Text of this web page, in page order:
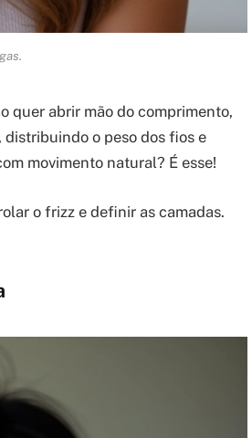
quer abrir mão do comprimento,
o peso dos fios e
movimento natural? É esse!
o frizz e definir as camadas.